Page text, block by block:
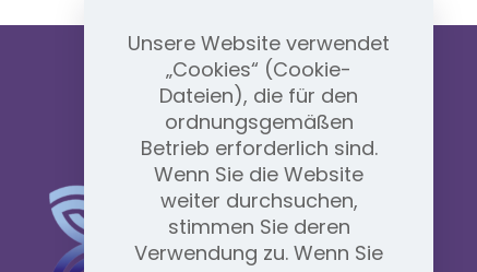
Unsere Website verwendet
„Cookies“ (Cookie-
Dateien), die für den
ordnungsgemäßen
Betrieb erforderlich sind.
Wenn Sie die Website
weiter durchsuchen,
stimmen Sie deren
Verwendung zu. Wenn Sie